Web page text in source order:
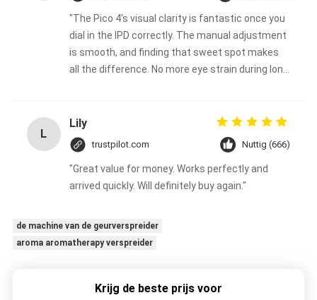
"The Pico 4's visual clarity is fantastic once you
dial in the IPD correctly. The manual adjustment
is smooth, and finding that sweet spot makes
all the difference. No more eye strain during long
fantastic once you dial in the IPD correctly. The
manual adjustment is smooth, and finding that
sweet spot makes all the difference. No more
eye strain during long sessions. Highly
recommend taking the time to set it up
once you dial in the IPD correctly. The manual
adjustment is smooth, and finding that sweet
taking the time to set it up properly!""The Pico
L
Lily
trustpilot.com Nuttig (666)
"Great value for money. Works perfectly and
arrived quickly. Will definitely buy again."
de machine van de geurverspreider
aroma aromatherapy verspreider
Krijg de beste prijs voor